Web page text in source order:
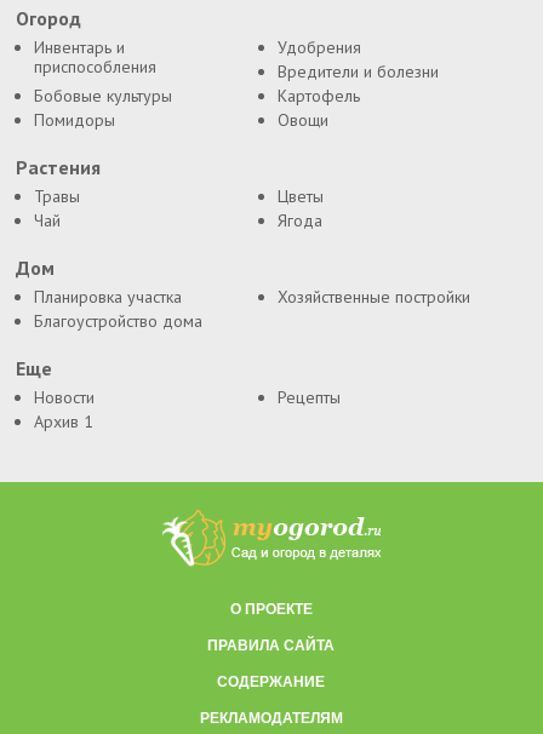
Огород
Инвентарь и
приспособления
Удобрения
Вредители и болезни
Бобовые культуры
Картофель
Помидоры
Овощи
Растения
Травы
Цветы
Чай
Ягода
Дом
Планировка участка
Хозяйственные постройки
Благоустройство дома
Еще
Новости
Рецепты
Архив 1
О ПРОЕКТЕ
ПРАВИЛА САЙТА
СОДЕРЖАНИЕ
РЕКЛАМОДАТЕЛЯМ